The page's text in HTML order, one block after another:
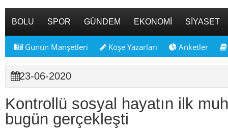
BOLU SPOR GÜNDEM EKONOMİ SİYASET
Günün Manşetleri Köşe Yazarları Anketler
23-06-2020
Kontrollü sosyal hayatın ilk
bugün gerçekleşti